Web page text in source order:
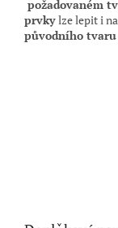
požadovaném
prvky lze lepit i na
původního